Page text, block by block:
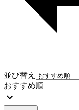
並び替え
おすすめ順